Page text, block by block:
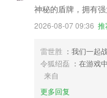
神秘的盾牌，拥有
2026-08-07 09:36 推
雷世胜 ：我们一起
令狐绍磊 ：在游戏
来自
更多回复